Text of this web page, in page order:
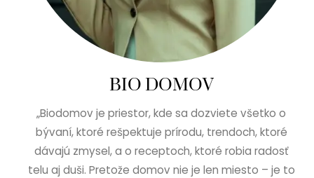
BIO DOMOV
„Biodomov je priestor, kde sa dozviete všetko o
bývaní, ktoré rešpektuje prírodu, trendoch, ktoré
dávajú zmysel, a o receptoch, ktoré robia radosť
telu aj duši. Pretože domov nie je len miesto – je to